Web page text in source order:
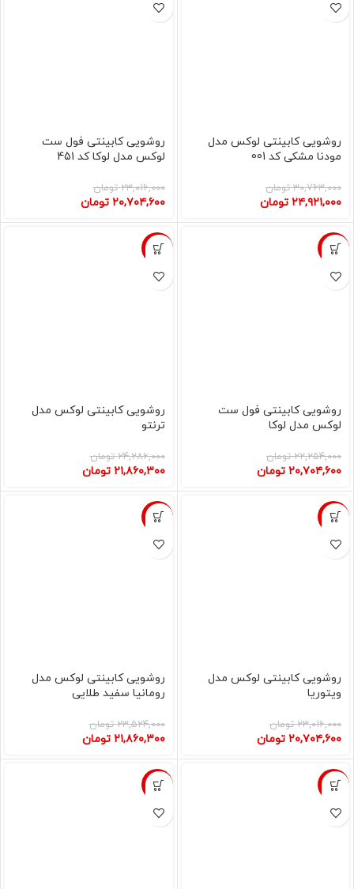
روشویی کابینتی لوکس مدل
مودنا مشکی کد 001
۳۰,۷۶۳,۰۰۰ تومان
۲۴,۹۲۱,۰۰۰ تومان
روشویی کابینتی فول ست
لوکس مدل لوکا کد 451
۲۳,۰۱۶,۰۰۰ تومان
۲۰,۷۰۴,۶۰۰ تومان
-7%
روشویی کابینتی فول ست
لوکس مدل لوکا
۲۲,۲۵۴,۰۰۰ تومان
۲۰,۷۰۴,۶۰۰ تومان
-10%
روشویی کابینتی لوکس مدل
ترنتو
۲۴,۲۸۶,۰۰۰ تومان
۲۱,۸۶۰,۳۰۰ تومان
-10%
روشویی کابینتی لوکس مدل
ویتوریا
۲۳,۰۱۶,۰۰۰ تومان
۲۰,۷۰۴,۶۰۰ تومان
-7%
روشویی کابینتی لوکس مدل
رومانیا سفید طلایی
۲۳,۵۲۴,۰۰۰ تومان
۲۱,۸۶۰,۳۰۰ تومان
-32%
-7%